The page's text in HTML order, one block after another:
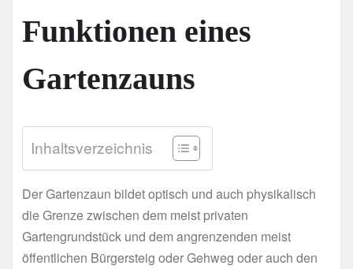
Funktionen eines
Gartenzauns
Inhaltsverzeichnis
Der Gartenzaun bildet optisch und auch physikalisch
die Grenze zwischen dem meist privaten
Gartengrundstück und dem angrenzenden meist
öffentlichen Bürgersteig oder Gehweg oder auch den